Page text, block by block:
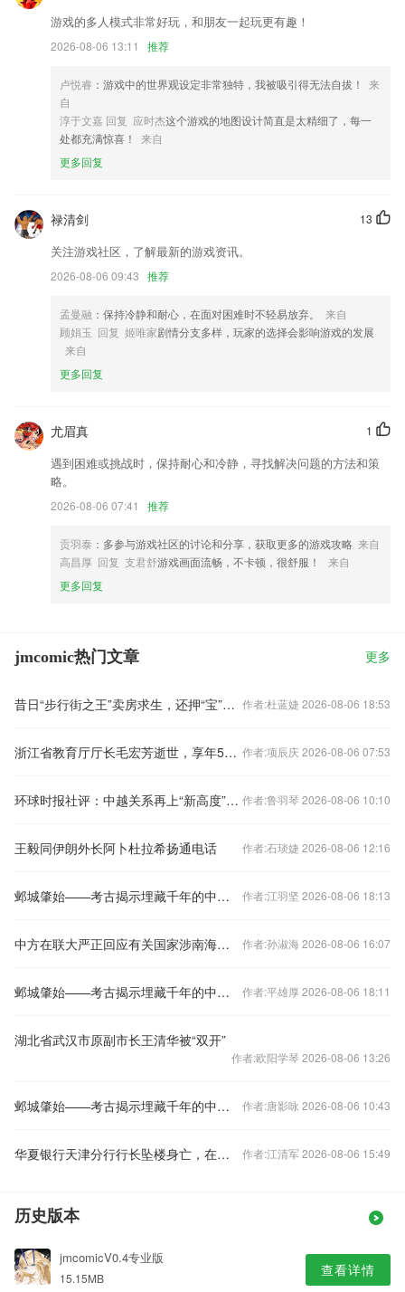
攻城狮同学们夜以继日修复图片上传闪退bug
更新底部icon
优化语音百科类交互体验
优化体验细节。
新增夜间模式功能
联系我们
游戏的多人模式非常好玩，和朋友一起玩更有趣！
2026-08-06 13:11 推荐
卢悦睿 ：游戏中的世界观设定非常独特，我被吸引得无法自拔！
来
自
淳于文嘉 回复 应时杰这个游戏的地图设计简直是太精细了，每一
处都充满惊喜！
来自
更多回复
13
禄清剑
关注游戏社区，了解最新的游戏资讯。
2026-08-06 09:43 推荐
孟曼融 ：保持冷静和耐心，在面对困难时不轻易放弃。
来自
顾娟玉 回复 姬唯家剧情分支多样，玩家的选择会影响游戏的发展
来自
更多回复
1
尤眉真
遇到困难或挑战时，保持耐心和冷静，寻找解决问题的方法和策
略。
2026-08-06 07:41 推荐
贡羽泰 ：多参与游戏社区的讨论和分享，获取更多的游戏攻略 来自
高昌厚 回复 支君舒游戏画面流畅，不卡顿，很舒服！
来自
更多回复
jmcomic热门文章 更多
昔日“步行街之王”卖房求生，还押“宝”千元羽绒服 作者:杜蓝婕 2026-08-06 18:53
浙江省教育厅厅长毛宏芳逝世，享年58岁 作者:项辰庆 2026-08-06 07:53
环球时报社评：中越关系再上“新高度”令人期待 作者:鲁羽琴 2026-08-06 10:10
王毅同伊朗外长阿卜杜拉希扬通电话 作者:石琰婕 2026-08-06 12:16
邺城肇始——考古揭示埋藏千年的中国都城秘密 作者:江羽坚 2026-08-06 18:13
中方在联大严正回应有关国家涉南海问题错误言论 作者:孙淑海 2026-08-06 16:07
邺城肇始——考古揭示埋藏千年的中国都城秘密 作者:平雄厚 2026-08-06 18:11
湖北省武汉市原副市长王清华被“双开”
作者:欧阳学琴 2026-08-06 13:26
邺城肇始——考古揭示埋藏千年的中国都城秘密 作者:唐影咏 2026-08-06 10:43
华夏银行天津分行行长坠楼身亡，在任刚满三年 作者:江清军 2026-08-06 15:49
历史版本
jmcomicV0.4专业版
15.15MB 查看详情